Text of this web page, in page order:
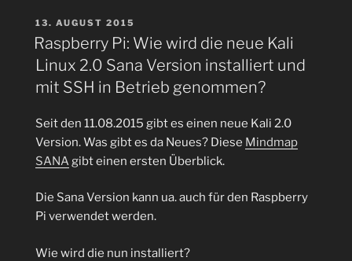
ein
GitLab
Omnibus
installieren“
VERÖFFENTLICHT
AM
13. AUGUST 2015
Raspberry Pi: Wie wird die neue Kali
Linux 2.0 Sana Version installiert und
mit SSH in Betrieb genommen?
Seit den 11.08.2015 gibt es einen neue Kali 2.0
Version. Was gibt es da Neues? Diese Mindmap
SANA gibt einen ersten Überblick.
Die Sana Version kann ua. auch für den Raspberry
Pi verwendet werden.
Wie wird die nun installiert?